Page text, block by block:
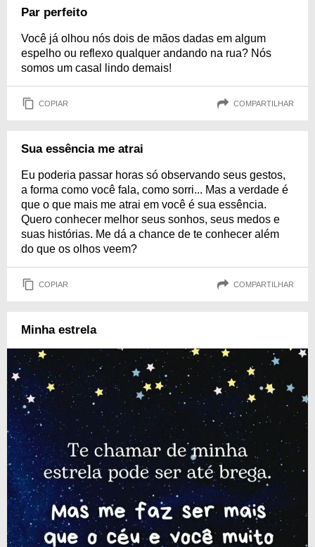
Par perfeito
Você já olhou nós dois de mãos dadas em algum
espelho ou reflexo qualquer andando na rua? Nós
somos um casal lindo demais!
COPIAR COMPARTILHAR
Sua essência me atrai
Eu poderia passar horas só observando seus gestos,
a forma como você fala, como sorri... Mas a verdade é
que o que mais me atrai em você é sua essência.
Quero conhecer melhor seus sonhos, seus medos e
suas histórias. Me dá a chance de te conhecer além
do que os olhos veem?
COPIAR COMPARTILHAR
Minha estrela